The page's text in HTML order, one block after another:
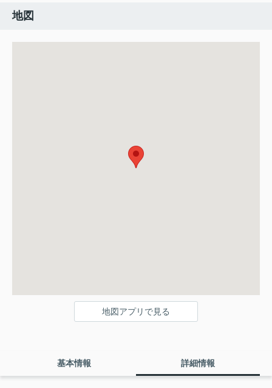
地図
地図アプリで見る
基本情報 詳細情報